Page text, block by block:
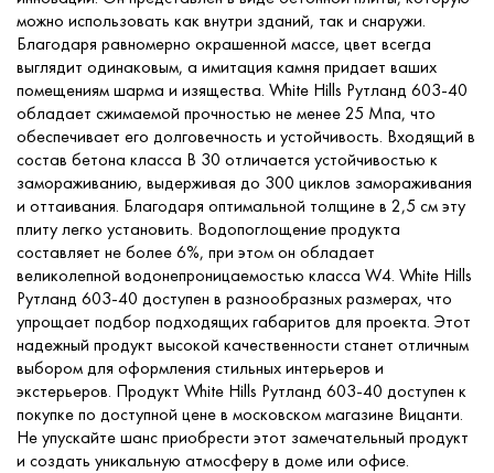
можно использовать как внутри зданий, так и снаружи.
Благодаря равномерно окрашенной массе, цвет всегда
выглядит одинаковым, а имитация камня придает ваших
помещениям шарма и изящества. White Hills Рутланд 603-40
обладает сжимаемой прочностью не менее 25 Мпа, что
обеспечивает его долговечность и устойчивость. Входящий в
состав бетона класса В 30 отличается устойчивостью к
замораживанию, выдерживая до 300 циклов замораживания
и оттаивания. Благодаря оптимальной толщине в 2,5 см эту
плиту легко установить. Водопоглощение продукта
составляет не более 6%, при этом он обладает
великолепной водонепроницаемостью класса W4. White Hills
Рутланд 603-40 доступен в разнообразных размерах, что
упрощает подбор подходящих габаритов для проекта. Этот
надежный продукт высокой качественности станет отличным
выбором для оформления стильных интерьеров и
экстерьеров. Продукт White Hills Рутланд 603-40 доступен к
покупке по доступной цене в московском магазине Вицанти.
Не упускайте шанс приобрести этот замечательный продукт
и создать уникальную атмосферу в доме или офисе.